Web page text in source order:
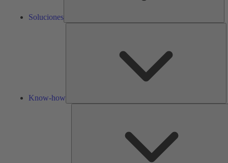
Soluciones
Know-how